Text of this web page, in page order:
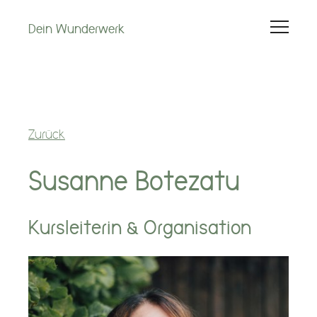
Dein Wunderwerk
Schwangerschaft
1. Lebensjahr
Kinderwunsch
Kurse
Zurück
Susanne Botezatu
Kursleiterin & Organisation